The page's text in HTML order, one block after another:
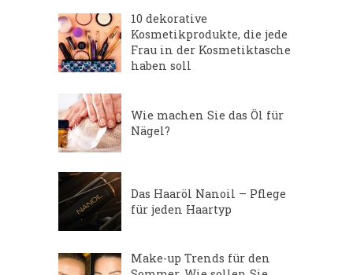
10 dekorative
Kosmetikprodukte, die jede
Frau in der Kosmetiktasche
haben soll
Wie machen Sie das Öl für
Nägel?
Das Haaröl Nanoil – Pflege
für jeden Haartyp
Make-up Trends für den